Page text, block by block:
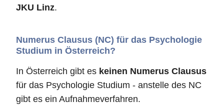
JKU Linz.
Numerus Clausus (NC) für das Psychologie
Studium in Österreich?
In Österreich gibt es keinen Numerus Clausus
für das Psychologie Studium - anstelle des NC
gibt es ein Aufnahmeverfahren.